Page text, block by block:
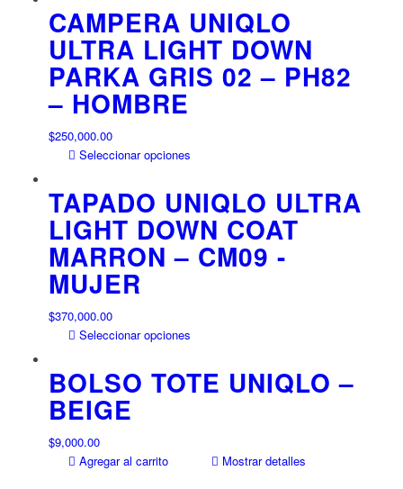
en
la
página
de
producto
tiene
múltiples
variantes.
Las
opciones
página
de
producto
CAMPERA UNIQLO
ULTRA LIGHT DOWN
PARKA GRIS 02 – PH82
– HOMBRE
$250,000.00
Seleccionar opciones
tiene
múltiples
variantes.
Las
opciones
página
TAPADO UNIQLO ULTRA
LIGHT DOWN COAT
MARRON – CM09 -
MUJER
$370,000.00
Seleccionar opciones
tiene
múltiples
se
BOLSO TOTE UNIQLO –
BEIGE
$9,000.00
Agregar al carrito
Mostrar detalles